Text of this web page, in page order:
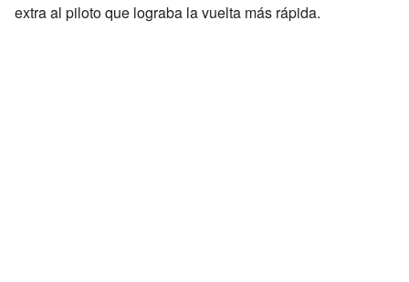
extra al piloto que lograba la vuelta más rápida.